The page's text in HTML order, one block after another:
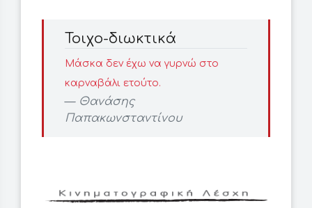
Τοιχο-διωκτικά
Μάσκα δεν έχω να γυρνώ στο
καρναβάλι ετούτο.
Θανάσης
Παπακωνσταντίνου